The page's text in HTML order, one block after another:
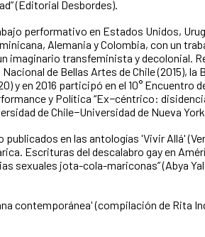
(Editorial Desbordes).
performativo en Estados Unidos,
Alemania y Colombia, con un
imaginario transfeminista y decolonial.
de Bellas Artes de Chile (2015), la
y en 2016 participó en el 10° Encuentro
y Política “Ex−céntrico:
de Chile−Universidad de Nueva
publicados en las antologías 'Vivir Allá'
Escrituras del descalabro gay en
sexuales jota-cola-mariconas” (Abya
contemporánea' (compilación de Rita